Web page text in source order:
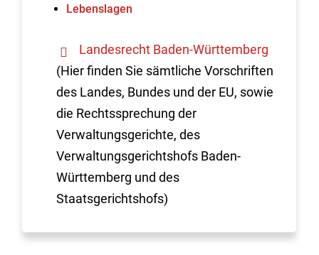
Lebenslagen
Landesrecht Baden-Württemberg
(Hier finden Sie sämtliche Vorschriften
des Landes, Bundes und der EU, sowie
die Rechtssprechung der
Verwaltungsgerichte, des
Verwaltungsgerichtshofs Baden-
Württemberg und des
Staatsgerichtshofs)